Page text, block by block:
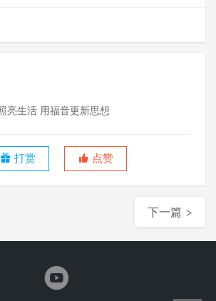
让信仰照亮生活 用福音更新思想
打赏 点赞
下一篇 >